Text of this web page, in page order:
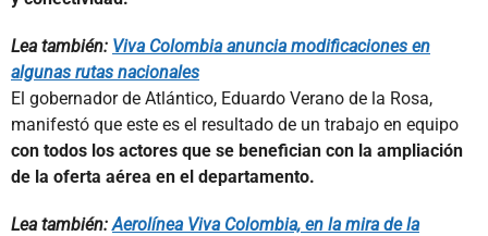
Lea también: Viva Colombia anuncia modificaciones en
algunas rutas nacionales
El gobernador de Atlántico, Eduardo Verano de la Rosa,
manifestó que este es el resultado de un trabajo en equipo
con todos los actores que se benefician con la ampliación
de la oferta aérea en el departamento.
Lea también:Aerolínea Viva Colombia, en la mira de la